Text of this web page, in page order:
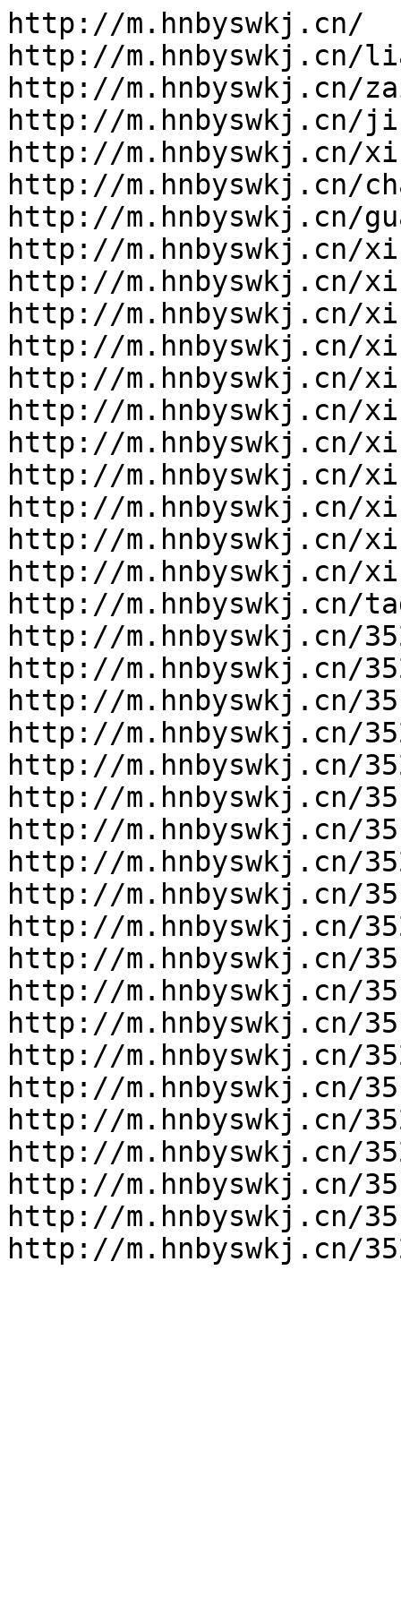
http://m.hnbyswkj.cn/
http://m.hnbyswkj.cn/
http://m.hnbyswkj.cn/
http://m.hnbyswkj.cn/
http://m.hnbyswkj.cn/
http://m.hnbyswkj.cn/
http://m.hnbyswkj.cn/
http://m.hnbyswkj.cn/
http://m.hnbyswkj.cn/
http://m.hnbyswkj.cn/
http://m.hnbyswkj.cn/
http://m.hnbyswkj.cn/
http://m.hnbyswkj.cn/
http://m.hnbyswkj.cn/
http://m.hnbyswkj.cn/
http://m.hnbyswkj.cn/
http://m.hnbyswkj.cn/
http://m.hnbyswkj.cn/
http://m.hnbyswkj.cn/
http://m.hnbyswkj.cn/
http://m.hnbyswkj.cn/
http://m.hnbyswkj.cn/
http://m.hnbyswkj.cn/
http://m.hnbyswkj.cn/
http://m.hnbyswkj.cn/
http://m.hnbyswkj.cn/
http://m.hnbyswkj.cn/
http://m.hnbyswkj.cn/
http://m.hnbyswkj.cn/
http://m.hnbyswkj.cn/
http://m.hnbyswkj.cn/
http://m.hnbyswkj.cn/
http://m.hnbyswkj.cn/
http://m.hnbyswkj.cn/
http://m.hnbyswkj.cn/
http://m.hnbyswkj.cn/
http://m.hnbyswkj.cn/
http://m.hnbyswkj.cn/
http://m.hnbyswkj.cn/